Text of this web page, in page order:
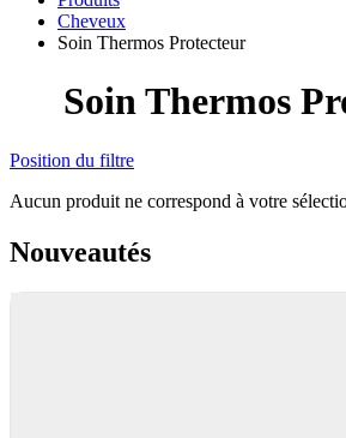
Cheveux
Soin Thermos Protecteur
Soin Thermos
Position du filtre
Aucun produit ne correspond à votre
Nouveautés